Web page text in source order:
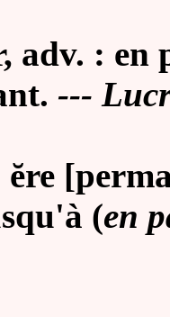
adv. : en
. ---
ĕre
(en